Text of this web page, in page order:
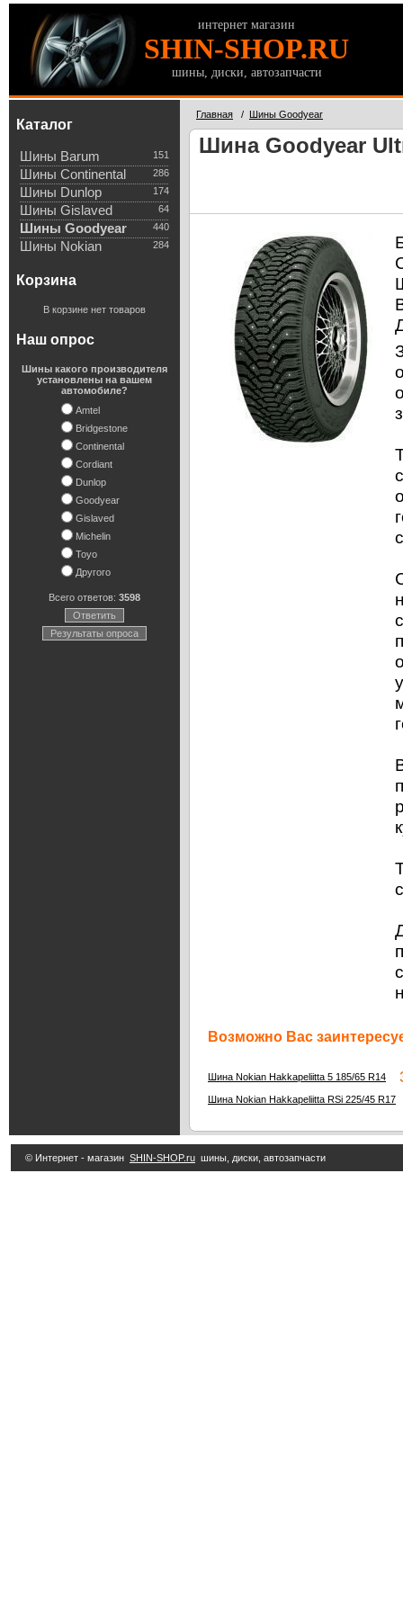
интернет магазин
SHIN-SHOP.RU
шины, диски, автозапчасти
Каталог
151
Шины Barum
286
Шины Continental
174
Шины Dunlop
64
Шины Gislaved
440
Шины Goodyear
284
Шины Nokian
Корзина
В корзине нет товаров
Наш опрос
Шины какого производителя
установлены на вашем
автомобиле?
Amtel
Bridgestone
Continental
Cordiant
Dunlop
Goodyear
Gislaved
Michelin
Toyo
Другого
Всего ответов: 3598
Ответить
Результаты опроса
Главная / Шины Goodyear
Шина Goodyear
Возможно Вас
Шина Nokian Hakkapeliitta 5 185/65 R14
Шина Nokian Hakkapeliitta RSi 225/45 R17
© Интернет - магазин SHIN-SHOP.ru шины, диски, автозапчасти